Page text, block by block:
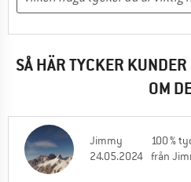
SÅ HÄR TYCKER
OM
Jimmy
24.05.2024
100 %
från